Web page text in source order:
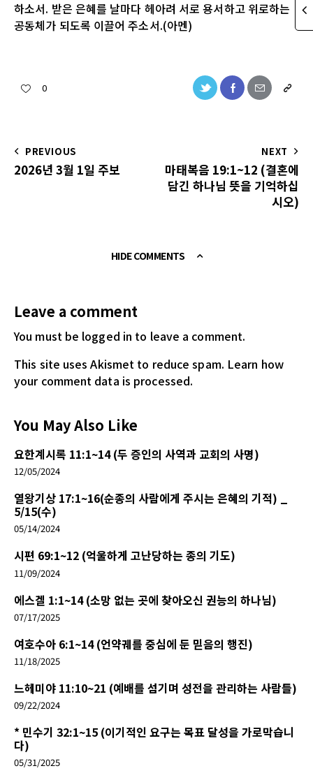
하소서. 받은 은혜를 날마다 헤아려 서로 용서하고 위로하는
공동체가 되도록 이끌어 주소서.(아멘)
0
PREVIOUS
2026년 3월 1일 주보
NEXT
마태복음 19:1~12 (결혼에
담긴 하나님 뜻을 기억하십
시오)
HIDE COMMENTS
Leave a comment
You must be logged in to leave a comment.
This site uses Akismet to reduce spam. Learn how
your comment data is processed.
You May Also Like
요한계시록 11:1~14 (두 증인의 사역과 교회의 사명)
12/05/2024
열왕기상 17:1~16(순종의 사람에게 주시는 은혜의 기적) _
5/15(수)
05/14/2024
시편 69:1~12 (억울하게 고난당하는 종의 기도)
11/09/2024
에스겔 1:1~14 (소망 없는 곳에 찾아오신 권능의 하나님)
07/17/2025
여호수아 6:1~14 (언약궤를 중심에 둔 믿음의 행진)
11/18/2025
느헤미야 11:10~21 (예배를 섬기며 성전을 관리하는 사람들)
09/22/2024
* 민수기 32:1~15 (이기적인 요구는 목표 달성을 가로막습니
다)
05/31/2025